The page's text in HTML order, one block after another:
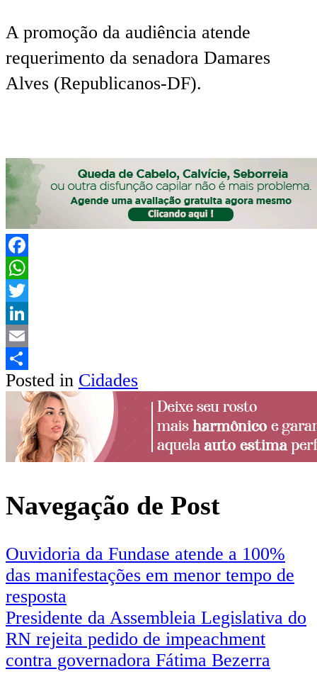
A promoção da audiência atende
requerimento da senadora Damares
Alves (Republicanos-DF).
Facebook
WhatsApp
Twitter
LinkedIn
Email
Share
Posted in Cidades
Navegação de Post
Ouvidoria da Fundase atende a 100%
das manifestações em menor tempo de
resposta
Presidente da Assembleia Legislativa do
RN rejeita pedido de impeachment
contra governadora Fátima Bezerra